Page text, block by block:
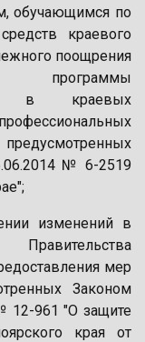
обучающимся по
краевого
поощрения
программы
в краевых
№ 6-2519
изменений в
мер
Законом
12-961 "О защите
края от